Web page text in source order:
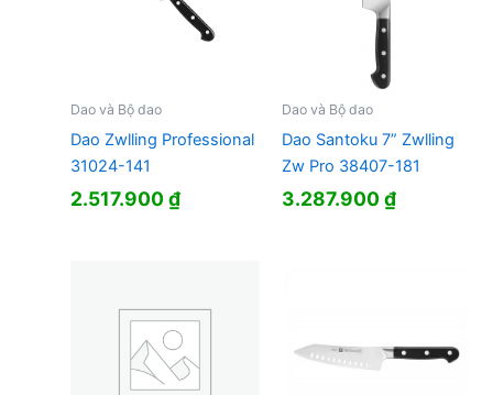
Dao và Bộ dao
Dao Zwlling Professional
31024-141
2.517.900₫
Dao và Bộ dao
Dao Santoku 7” Zwlling
Zw Pro 38407-181
3.287.900₫